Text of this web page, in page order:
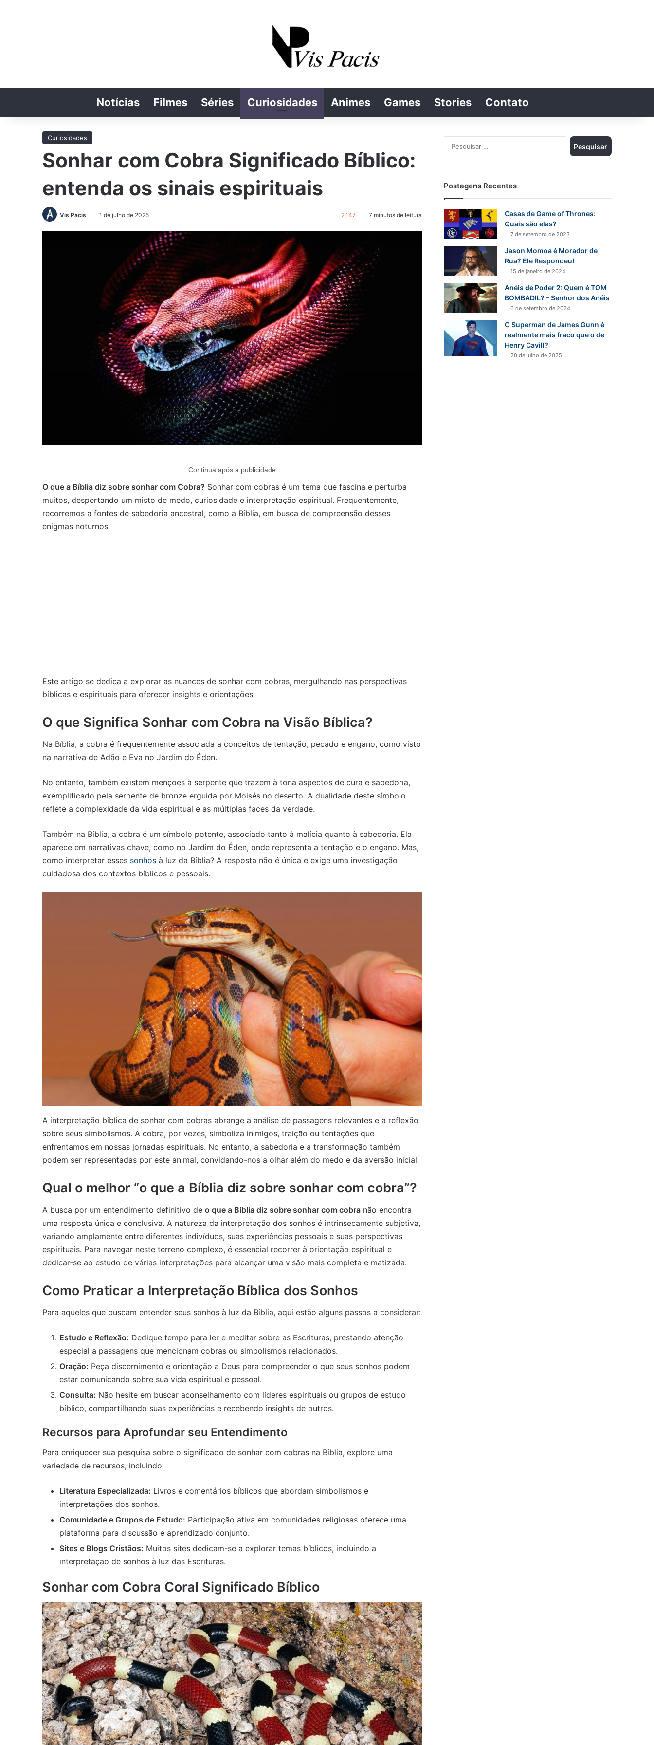
Notícias Filmes Séries Curiosidades Animes Games Stories Contato
Curiosidades
Sonhar com Cobra Significado Bíblico:
entenda os sinais espirituais
Vis Pacis 1 de julho de 2025 2.147 7 minutos de leitura
Continua após a publicidade
O que a Bíblia diz sobre sonhar com Cobra? Sonhar com cobras é um tema que fascina e perturba
muitos, despertando um misto de medo, curiosidade e interpretação espiritual. Frequentemente,
recorremos a fontes de sabedoria ancestral, como a Bíblia, em busca de compreensão desses
enigmas noturnos.
Este artigo se dedica a explorar as nuances de sonhar com cobras, mergulhando nas perspectivas
bíblicas e espirituais para oferecer insights e orientações.
O que Significa Sonhar com Cobra na Visão Bíblica?
Na Bíblia, a cobra é frequentemente associada a conceitos de tentação, pecado e engano, como visto
na narrativa de Adão e Eva no Jardim do Éden.
No entanto, também existem menções à serpente que trazem à tona aspectos de cura e sabedoria,
exemplificado pela serpente de bronze erguida por Moisés no deserto. A dualidade deste símbolo
reflete a complexidade da vida espiritual e as múltiplas faces da verdade.
Também na Bíblia, a cobra é um símbolo potente, associado tanto à malícia quanto à sabedoria. Ela
aparece em narrativas chave, como no Jardim do Éden, onde representa a tentação e o engano. Mas,
como interpretar esses sonhos à luz da Bíblia? A resposta não é única e exige uma investigação
cuidadosa dos contextos bíblicos e pessoais.
A interpretação bíblica de sonhar com cobras abrange a análise de passagens relevantes e a reflexão
sobre seus simbolismos. A cobra, por vezes, simboliza inimigos, traição ou tentações que
enfrentamos em nossas jornadas espirituais. No entanto, a sabedoria e a transformação também
podem ser representadas por este animal, convidando-nos a olhar além do medo e da aversão inicial.
Qual o melhor “o que a Bíblia diz sobre sonhar com cobra”?
A busca por um entendimento definitivo de o que a Bíblia diz sobre sonhar com cobra não encontra
uma resposta única e conclusiva. A natureza da interpretação dos sonhos é intrinsecamente subjetiva,
variando amplamente entre diferentes indivíduos, suas experiências pessoais e suas perspectivas
espirituais. Para navegar neste terreno complexo, é essencial recorrer à orientação espiritual e
dedicar-se ao estudo de várias interpretações para alcançar uma visão mais completa e matizada.
Como Praticar a Interpretação Bíblica dos Sonhos
Para aqueles que buscam entender seus sonhos à luz da Bíblia, aqui estão alguns passos a considerar:
Estudo e Reflexão: Dedique tempo para ler e meditar sobre as Escrituras, prestando atenção
especial a passagens que mencionam cobras ou simbolismos relacionados.
Oração: Peça discernimento e orientação a Deus para compreender o que seus sonhos podem
estar comunicando sobre sua vida espiritual e pessoal.
Consulta: Não hesite em buscar aconselhamento com líderes espirituais ou grupos de estudo
bíblico, compartilhando suas experiências e recebendo insights de outros.
Recursos para Aprofundar seu Entendimento
Para enriquecer sua pesquisa sobre o significado de sonhar com cobras na Bíblia, explore uma
variedade de recursos, incluindo:
Literatura Especializada: Livros e comentários bíblicos que abordam simbolismos e
interpretações dos sonhos.
Comunidade e Grupos de Estudo: Participação ativa em comunidades religiosas oferece uma
plataforma para discussão e aprendizado conjunto.
Sites e Blogs Cristãos: Muitos sites dedicam-se a explorar temas bíblicos, incluindo a
interpretação de sonhos à luz das Escrituras.
Sonhar com Cobra Coral Significado Bíblico
Pesquisar
por:
Postagens Recentes
Casas de Game of Thrones:
Quais são elas?
7 de setembro de 2023
Jason Momoa é Morador de
Rua? Ele Respondeu!
15 de janeiro de 2024
Anéis de Poder 2: Quem é TOM
BOMBADIL? – Senhor dos Anéis
6 de setembro de 2024
O Superman de James Gunn é
realmente mais fraco que o de
Henry Cavill?
20 de julho de 2025